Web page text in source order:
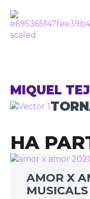
MIQUEL
HA
AMOR X